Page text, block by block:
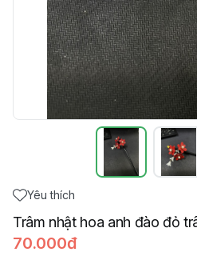
Yêu thích
Trâm nhật hoa anh đào đỏ
70.000đ